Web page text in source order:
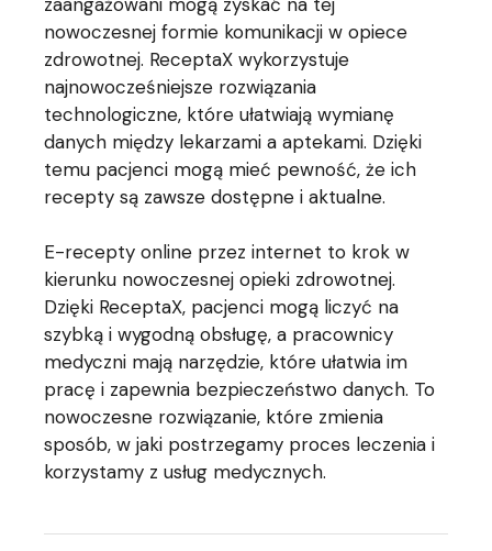
nowoczesnej formie komunikacji w opiece
zdrowotnej. ReceptaX wykorzystuje
najnowocześniejsze rozwiązania
technologiczne, które ułatwiają wymianę
danych między lekarzami a aptekami. Dzięki
temu pacjenci mogą mieć pewność, że ich
recepty są zawsze dostępne i aktualne.
E-recepty online przez internet to krok w
kierunku nowoczesnej opieki zdrowotnej.
Dzięki ReceptaX, pacjenci mogą liczyć na
szybką i wygodną obsługę, a pracownicy
medyczni mają narzędzie, które ułatwia im
pracę i zapewnia bezpieczeństwo danych. To
nowoczesne rozwiązanie, które zmienia
sposób, w jaki postrzegamy proces leczenia i
korzystamy z usług medycznych.